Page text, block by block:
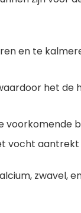
en te
het de
voorkomende
vocht
zwavel,